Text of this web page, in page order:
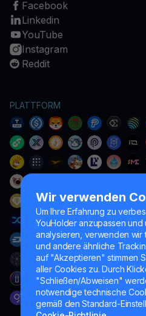
Wir verwenden
Um Ihre Erfahrung zu
YouHolder anzupassen und
analysieren, verwenden wir
und andere ähnliche
auf "Akzeptieren" stimmen
aller Cookies zu. Durch
"Schließen/Abweisen"
notwendige technische
gemäß den Standard-
Facebook
Linkedin
YouTube
Instagram
Reddit
PLATTFORM